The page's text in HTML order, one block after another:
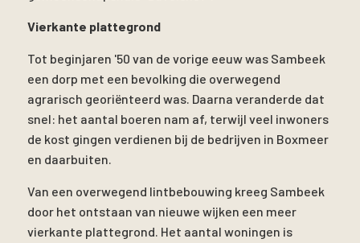
Vierkante plattegrond
Tot beginjaren '50 van de vorige eeuw was Sambeek
een dorp met een bevolking die overwegend
agrarisch georiënteerd was. Daarna veranderde dat
snel: het aantal boeren nam af, terwijl veel inwoners
de kost gingen verdienen bij de bedrijven in Boxmeer
en daarbuiten.
Van een overwegend lintbebouwing kreeg Sambeek
door het ontstaan van nieuwe wijken een meer
vierkante plattegrond. Het aantal woningen is